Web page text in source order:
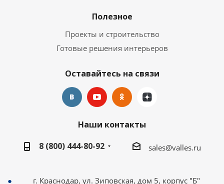
Полезное
Проекты и строительство
Готовые решения интерьеров
Оставайтесь на связи
Наши контакты
8 (800) 444-80-92
sales@valles.ru
г. Краснодар, ул. Зиповская, дом 5, корпус "Б"